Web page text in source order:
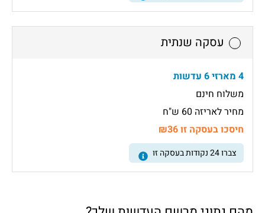
עסקה שנתית
4 מארזי 6 עדשות
משלוח חינם
מחיר לאריזה 60 ש"ח
חיסכו בעסקה זו ₪36
צברו24נקודות בעסקה זו